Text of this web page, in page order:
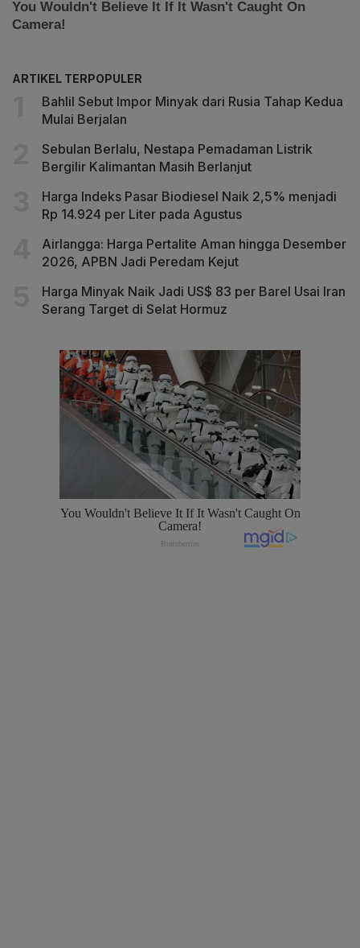
ARTIKEL TERPOPULER
Bahlil Sebut Impor Minyak dari Rusia Tahap Kedua
Mulai Berjalan
Sebulan Berlalu, Nestapa Pemadaman Listrik
Bergilir Kalimantan Masih Berlanjut
Harga Indeks Pasar Biodiesel Naik 2,5% menjadi
Rp 14.924 per Liter pada Agustus
Airlangga: Harga Pertalite Aman hingga Desember
2026, APBN Jadi Peredam Kejut
Harga Minyak Naik Jadi US$ 83 per Barel Usai Iran
Serang Target di Selat Hormuz